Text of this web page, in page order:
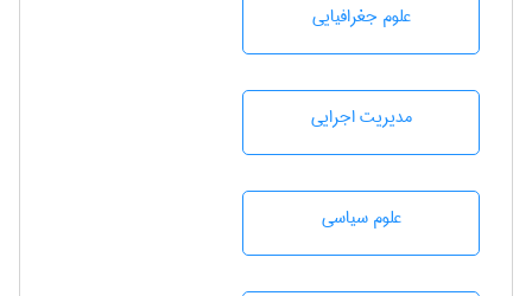
علوم جغرافيايی
مديريت اجرايی
علوم سياسی